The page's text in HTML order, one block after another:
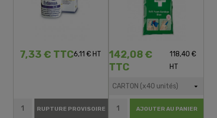
7,33 € TTC6,11 € HT
RUPTURE PROVISOIRE
142,08 €
TTC
118,40 €
HT
AJOUTER AU PANIER